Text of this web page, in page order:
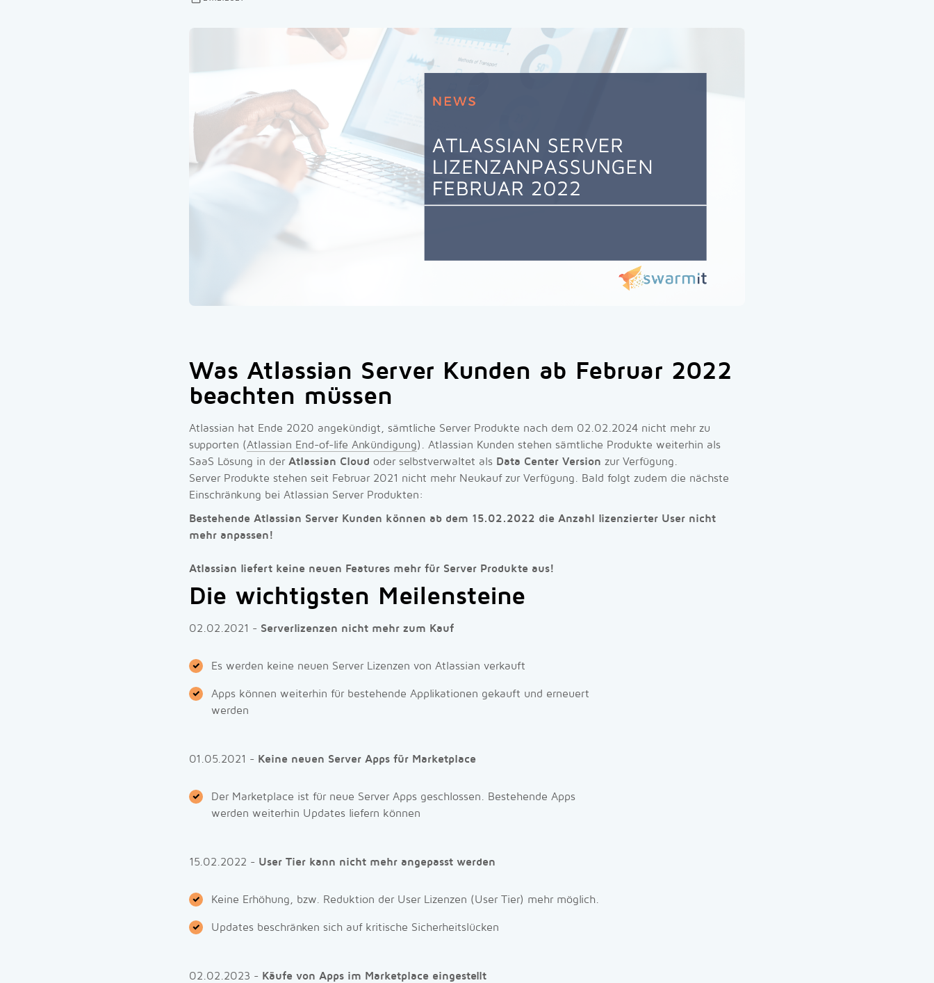
Was Atlassian Server Kunden ab Februar 2022
beachten müssen
Atlassian hat Ende 2020 angekündigt, sämtliche Server Produkte nach dem 02.02.2024 nicht mehr zu
supporten (Atlassian End-of-life Ankündigung). Atlassian Kunden stehen sämtliche Produkte weiterhin als
SaaS Lösung in der Atlassian Cloud oder selbstverwaltet als Data Center Version zur Verfügung.
Server Produkte stehen seit Februar 2021 nicht mehr Neukauf zur Verfügung. Bald folgt zudem die nächste
Einschränkung bei Atlassian Server Produkten:
Bestehende Atlassian Server Kunden können ab dem 15.02.2022 die Anzahl lizenzierter User nicht
mehr anpassen!
Atlassian liefert keine neuen Features mehr für Server Produkte aus!
Die wichtigsten Meilensteine
02.02.2021 - Serverlizenzen nicht mehr zum Kauf
Es werden keine neuen Server Lizenzen von Atlassian verkauft
Apps können weiterhin für bestehende Applikationen gekauft und erneuert
werden
01.05.2021 - Keine neuen Server Apps für Marketplace
Der Marketplace ist für neue Server Apps geschlossen. Bestehende Apps
werden weiterhin Updates liefern können
15.02.2022 - User Tier kann nicht mehr angepasst werden
Keine Erhöhung, bzw. Reduktion der User Lizenzen (User Tier) mehr möglich.
Updates beschränken sich auf kritische Sicherheitslücken
02.02.2023 - Käufe von Apps im Marketplace eingestellt